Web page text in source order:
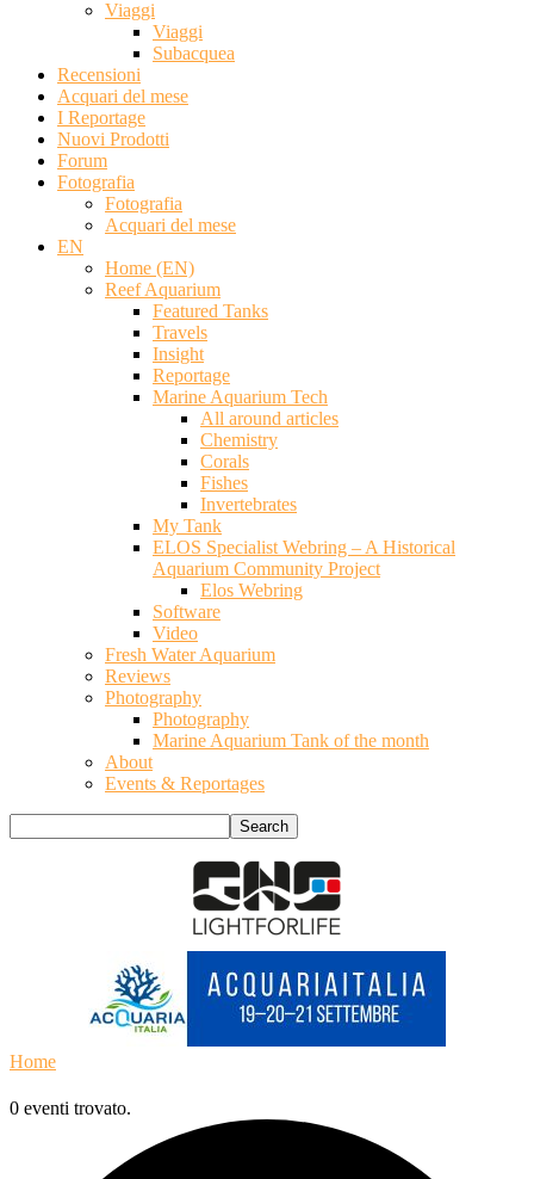
Viaggi
Viaggi
Subacquea
Recensioni
Acquari del mese
I Reportage
Nuovi Prodotti
Forum
Fotografia
Fotografia
Acquari del mese
EN
Home (EN)
Reef Aquarium
Featured Tanks
Travels
Insight
Reportage
Marine Aquarium Tech
All around articles
Chemistry
Corals
Fishes
Invertebrates
My Tank
ELOS Specialist Webring – A Historical
Aquarium Community Project
Elos Webring
Software
Video
Fresh Water Aquarium
Reviews
Photography
Photography
Marine Aquarium Tank of the month
About
Events & Reportages
Home
0 eventi trovato.